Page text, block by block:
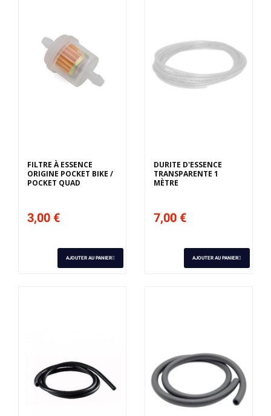
FILTRE À ESSENCE
ORIGINE POCKET BIKE /
POCKET QUAD
3,00 €
AJOUTER AU PANIER
DURITE D'ESSENCE
TRANSPARENTE 1
MÈTRE
7,00 €
AJOUTER AU PANIER